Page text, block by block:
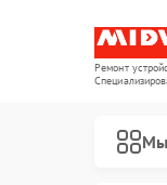
Ремонт
Мы